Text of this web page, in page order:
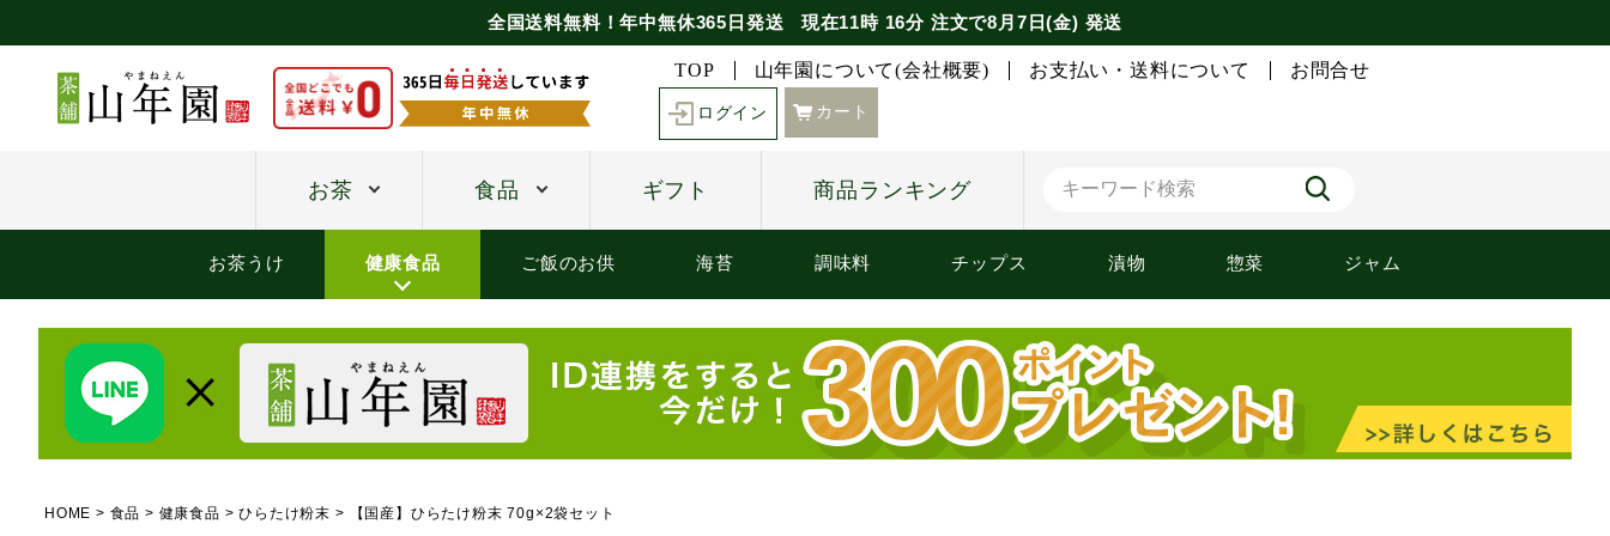
全国送料無料！年中無休365日発送 現在11時 16分 注文で8月7日(金) 発送
TOP 山年園について(会社概要) お支払い・送料について お問合せ
ログイン カート
お茶 食品 ギフト 商品ランキング
お茶うけ 健康食品 ご飯のお供 海苔 調味料 チップス 漬物 惣菜 ジャム
HOME 食品 健康食品 ひらたけ粉末 【国産】ひらたけ粉末 70g×2袋セット